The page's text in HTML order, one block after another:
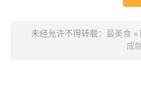
未经允许不得转载： 最美食 »
成